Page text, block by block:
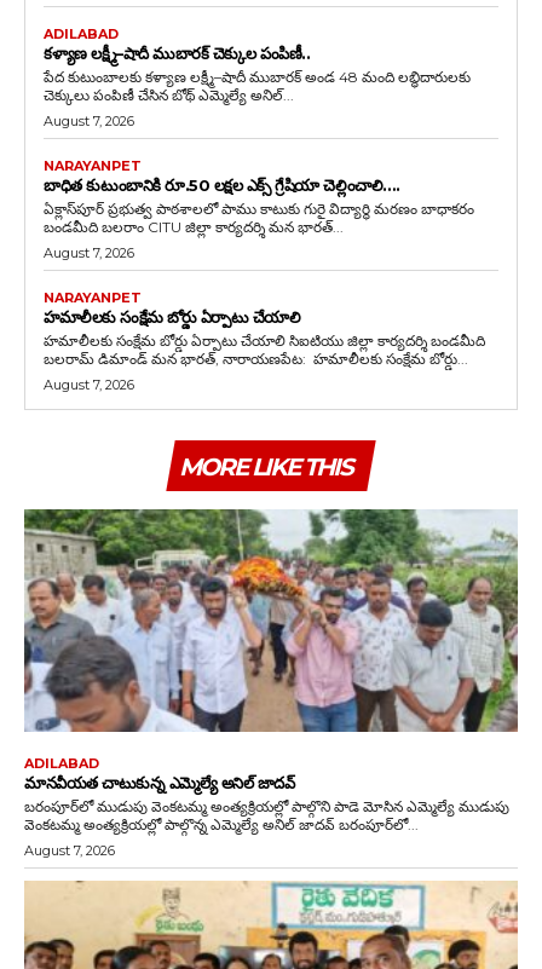
ADILABAD
కళ్యాణ లక్ష్మీ–షాదీ ముబారక్ చెక్కుల పంపిణీ..
పేద కుటుంబాలకు కళ్యాణ లక్ష్మీ–షాదీ ముబారక్ అండ 48 మంది లబ్ధిదారులకు
చెక్కులు పంపిణీ చేసిన బోథ్ ఎమ్మెల్యే అనిల్...
August 7, 2026
NARAYANPET
బాధిత కుటుంబానికి రూ.50 లక్షల ఎక్స్ గ్రేషియా చెల్లించాలి….
ఏక్లాస్‌పూర్ ప్రభుత్వ పాఠశాలలో పాము కాటుకు గురై విద్యార్థి మరణం బాధాకరం
బండమీది బలరాం CITU జిల్లా కార్యదర్శి మన భారత్...
August 7, 2026
NARAYANPET
హమాలీలకు సంక్షేమ బోర్డు ఏర్పాటు చేయాలి
హమాలీలకు సంక్షేమ బోర్డు ఏర్పాటు చేయాలి సిఐటియు జిల్లా కార్యదర్శి బండమీది
బలరామ్ డిమాండ్ మన భారత్, నారాయణపేట: హమాలీలకు సంక్షేమ బోర్డు...
August 7, 2026
MORE LIKE THIS
ADILABAD
మానవీయత చాటుకున్న ఎమ్మెల్యే అనిల్ జాదవ్
బరంపూర్‌లో ముడుపు వెంకటమ్మ అంత్యక్రియల్లో పాల్గొని పాడె మోసిన ఎమ్మెల్యే ముడుపు
వెంకటమ్మ అంత్యక్రియల్లో పాల్గొన్న ఎమ్మెల్యే అనిల్ జాదవ్ బరంపూర్‌లో...
August 7, 2026